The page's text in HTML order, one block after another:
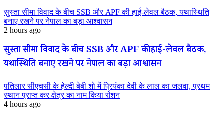
सुस्ता सीमा विवाद के बीच SSB और APF की हाई-लेवल बैठक, यथास्थिति
बनाए रखने पर नेपाल का बड़ा आश्वासन
2 hours ago
सुस्ता सीमा विवाद के बीच SSB और APF की हाई-लेवल बैठक,
यथास्थिति बनाए रखने पर नेपाल का बड़ा आश्वासन
पतिलार सीएचसी के हेल्दी बेबी शो में प्रियंका देवी के लाल का जलवा, प्रथम
स्थान प्राप्त कर क्षेत्र का नाम किया रोशन
4 hours ago